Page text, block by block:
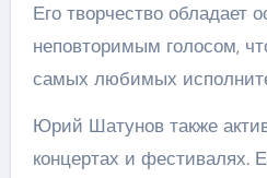
Его творчество
неповторимым голосом,
самых любимых
Юрий Шатунов также
концертах и фестивалях.